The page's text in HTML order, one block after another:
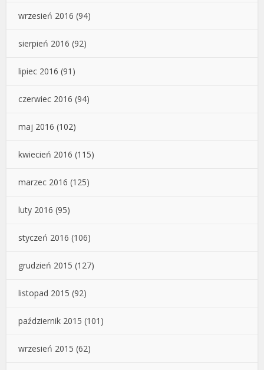
wrzesień 2016 (94)
sierpień 2016 (92)
lipiec 2016 (91)
czerwiec 2016 (94)
maj 2016 (102)
kwiecień 2016 (115)
marzec 2016 (125)
luty 2016 (95)
styczeń 2016 (106)
grudzień 2015 (127)
listopad 2015 (92)
październik 2015 (101)
wrzesień 2015 (62)